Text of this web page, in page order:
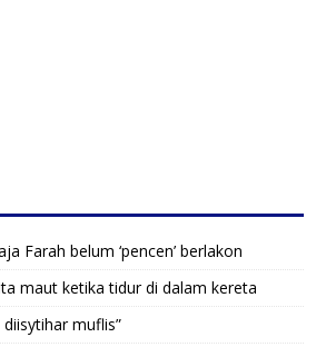
Farah belum ‘pencen’ berlakon
maut ketika tidur di dalam kereta
muflis”